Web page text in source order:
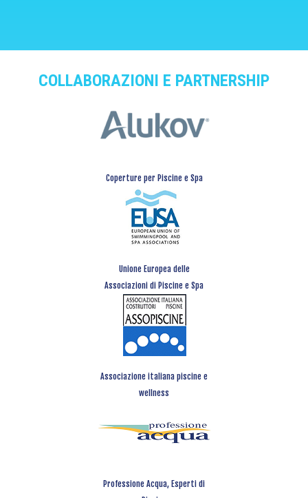
COLLABORAZIONI E PARTNERSHIP
Coperture per Piscine e Spa
Unione Europea delle
Associazioni di Piscine e Spa
Associazione italiana piscine e
wellness
Professione Acqua, Esperti di